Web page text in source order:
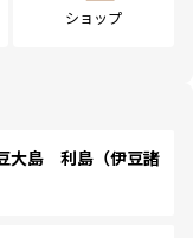
ショップ
島 利島（伊豆諸